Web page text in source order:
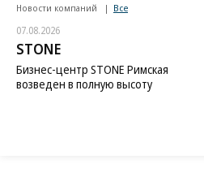
Новости компаний Все
07.08.2026
STONE
Бизнес-центр STONE Римская
возведен в полную высоту